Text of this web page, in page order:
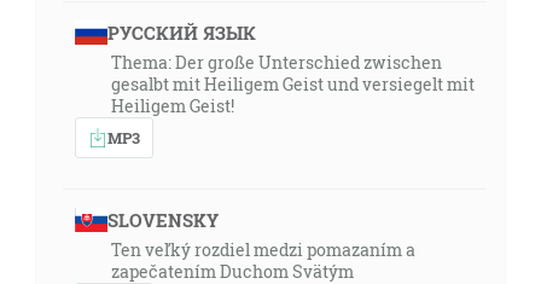
РУССКИЙ ЯЗЫК
Thema: Der große Unterschied zwischen
gesalbt mit Heiligem Geist und versiegelt mit
Heiligem Geist!
MP3
SLOVENSKY
Ten veľký rozdiel medzi pomazaním a
zapečatením Duchom Svätým